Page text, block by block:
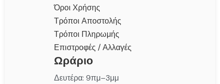
Όροι Χρήσης
Τρόποι Αποστολής
Τρόποι Πληρωμής
Επιστροφές / Αλλαγές
Ωράριο
Δευτέρα: 9πμ–3μμ